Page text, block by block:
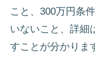
こと、300万円条
いないこと、詳細
すことが分かりま